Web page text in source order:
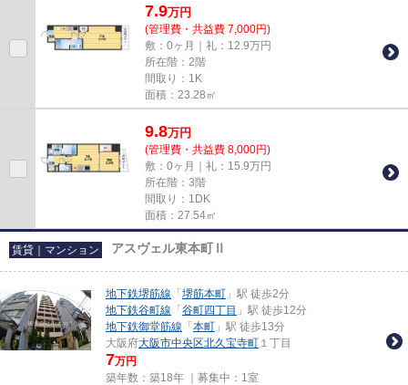
7.9万円
(管理費・共益費 7,000円)
敷：0ヶ月｜礼：12.9万円
所在階：2階
間取り：1K
面積：23.28㎡
9.8万円
(管理費・共益費 8,000円)
敷：0ヶ月｜礼：15.9万円
所在階：3階
間取り：1DK
面積：27.54㎡
賃貸｜マンション アスヴェル東本町Ⅱ
地下鉄堺筋線 「 堺筋本町 」駅 徒歩2分
地下鉄谷町線 「 谷町四丁目 」駅 徒歩12分
地下鉄御堂筋線 「 本町 」駅 徒歩13分
大阪府大阪市中央区北久宝寺町 １丁目
7万円
築年数：築18年 ｜募集中： 1室